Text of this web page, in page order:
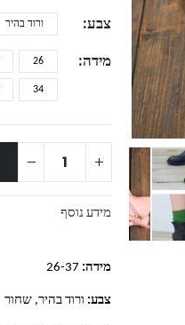
צבע ורוד בהיר
מידה 26
34
מידע נוסף
מידה: 26-37
צבע: ורוד בהיר, שחור